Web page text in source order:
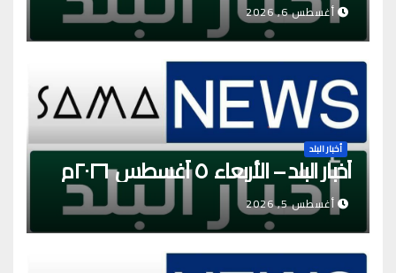
أغسطس 6, 2026
أخبار البلد
أخبار البلد – الأربعاء ٥ أغسطس ٢٠٢٦م
أغسطس 5, 2026